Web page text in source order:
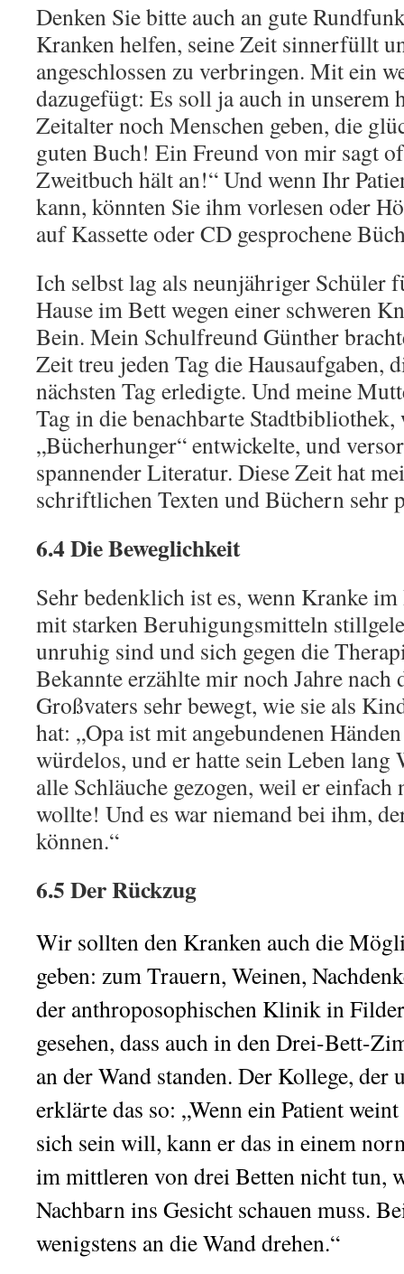
Denken Sie bitte auch an gute
Kranken helfen, seine Zeit sinnerfüllt
angeschlossen zu verbringen. Mit ein
dazugefügt: Es soll ja auch in unserem
Zeitalter noch Menschen geben, die
guten Buch! Ein Freund von mir sagt
Zweitbuch hält an!“ Und wenn Ihr
kann, könnten Sie ihm vorlesen oder
auf Kassette oder CD gesprochene
Ich selbst lag als neunjähriger Schüler
Hause im Bett wegen einer schweren
Bein. Mein Schulfreund Günther
Zeit treu jeden Tag die Hausaufgaben,
nächsten Tag erledigte. Und meine
Tag in die benachbarte
„Bücherhunger“ entwickelte, und
spannender Literatur. Diese Zeit hat
schriftlichen Texten und Büchern sehr
6.4 Die Beweglichkeit
Sehr bedenklich ist es, wenn Kranke
mit starken Beruhigungsmitteln
unruhig sind und sich gegen die
Bekannte erzählte mir noch Jahre nach
Großvaters sehr bewegt, wie sie als
hat: „Opa ist mit angebundenen
würdelos, und er hatte sein Leben lang
alle Schläuche gezogen, weil er
wollte! Und es war niemand bei ihm,
können.“
6.5 Der Rückzug
Wir sollten den Kranken auch die
geben: zum Trauern, Weinen,
der anthroposophischen Klinik in
gesehen, dass auch in den Drei-Bett-
an der Wand standen. Der Kollege,
erklärte das so: „Wenn ein Patient
sich sein will, kann er das in einem
im mittleren von drei Betten nicht tun,
Nachbarn ins Gesicht schauen muss.
wenigstens an die Wand drehen.“